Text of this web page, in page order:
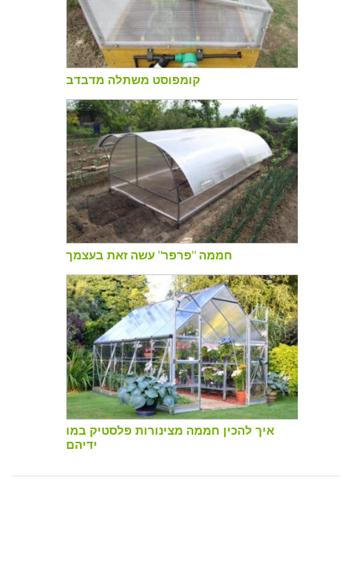
קומפוסט משתלה מדבדב
חממה "פרפר" עשה זאת בעצמך
איך להכין חממה מצינורות פלסטיק במו
ידיהם